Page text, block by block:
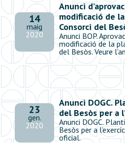
14
maig
2020
Anunci
modificació de
Consorci del
Anunci BOP.
modificació de la
del Besòs. Veure
23
gen.
2020
Anunci DOGC.
del Besòs per a
Anunci DOGC.
Besòs per a
oficial.